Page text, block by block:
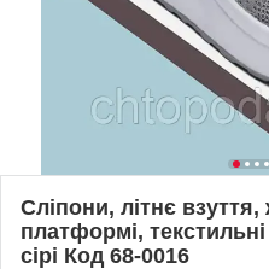
Сліпони, літнє взуття,
платформі,
сірі Код 68-0016